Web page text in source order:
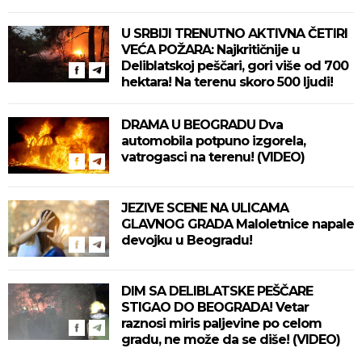
U SRBIJI TRENUTNO AKTIVNA ČETIRI
VEĆA POŽARA: Najkritičnije u
Deliblatskoj peščari, gori više od 700
hektara! Na terenu skoro 500 ljudi!
DRAMA U BEOGRADU Dva
automobila potpuno izgorela,
vatrogasci na terenu! (VIDEO)
JEZIVE SCENE NA ULICAMA
GLAVNOG GRADA Maloletnice napale
devojku u Beogradu!
DIM SA DELIBLATSKE PEŠČARE
STIGAO DO BEOGRADA! Vetar
raznosi miris paljevine po celom
gradu, ne može da se diše! (VIDEO)